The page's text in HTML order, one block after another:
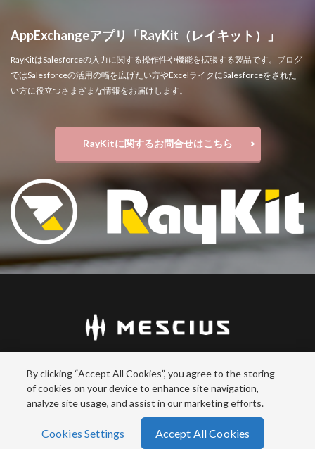
AppExchangeアプリ「RayKit（レイキット）」
RayKitはSalesforceの入力に関する操作性や機能を拡張する製品です。ブログ
ではSalesforceの活用の幅を広げたい方やExcelライクにSalesforceをされた
い方に役立つさまざまな情報をお届けします。
RayKitに関するお問合せはこちら
特定商取引法に基づく表記|個人情報保護方針
メニュー
By clicking “Accept All Cookies”, you agree to the storing
of cookies on your device to enhance site navigation,
analyze site usage, and assist in our marketing efforts.
Cookies Settings Accept All Cookies